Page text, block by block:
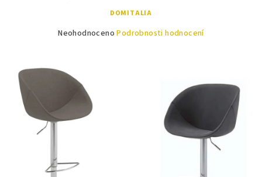
DOMITALIA
Průměrné
je
hvězdiček.
Neohodnoceno Podrobnosti hodnocení